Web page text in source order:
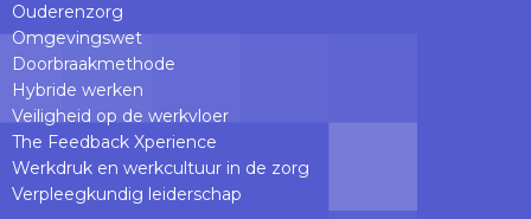
Ouderenzorg
Omgevingswet
Doorbraakmethode
Hybride werken
Veiligheid op de werkvloer
The Feedback Xperience
Werkdruk en werkcultuur in de zorg
Verpleegkundig leiderschap